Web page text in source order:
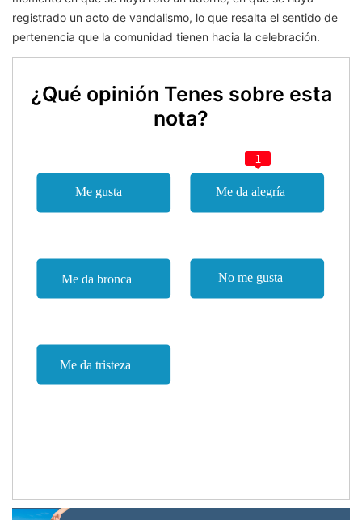
registrado un acto de vandalismo, lo que resalta el sentido de
pertenencia que la comunidad tienen hacia la celebración.
¿Qué opinión Tenes sobre esta
nota?
1